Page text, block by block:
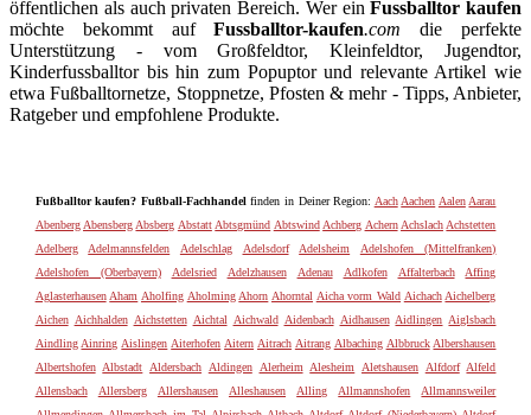
öffentlichen als auch privaten Bereich. Wer einFussballtor kaufen
möchte bekommt aufFussballtor-kaufen.com die perfekte
Unterstützung - vom Großfeldtor, Kleinfeldtor, Jugendtor,
Kinderfussballtor bis hin zum Popuptor und relevante Artikel wie
etwa Fußballtornetze, Stoppnetze, Pfosten & mehr - Tipps, Anbieter,
Ratgeber und empfohlene Produkte.
Fußballtor kaufen? Fußball-Fachhandelfinden in Deiner Region: Aach Aachen Aalen Aarau
Abenberg Abensberg Absberg Abstatt Abtsgmünd Abtswind Achberg Achern Achslach Achstetten
Adelberg
Adelmannsfelden Adelschlag Adelsdorf Adelsheim
Adelshofen (Mittelfranken)
Adelshofen (Oberbayern)
Adelsried Adelzhausen Adenau Adlkofen Affalterbach
Affing
Aglasterhausen Aham Aholfing Aholming Ahorn Ahorntal Aicha vorm Wald Aichach Aichelberg
Aichen Aichhalden Aichstetten Aichtal Aichwald Aidenbach Aidhausen Aidlingen Aiglsbach
Aindling Ainring Aislingen Aiterhofen Aitern Aitrach Aitrang Albaching Albbruck Albershausen
Albertshofen Albstadt Aldersbach Aldingen Alerheim Alesheim Aletshausen Alfdorf Alfeld
Allensbach
Allersberg Allershausen Alleshausen Alling Allmannshofen
Allmannsweiler